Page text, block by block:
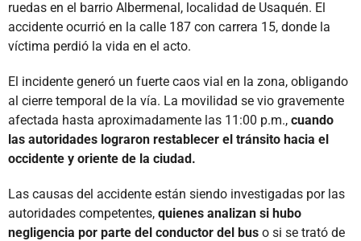
ruedas en el barrio Albermenal, localidad de Usaquén. El
accidente ocurrió en la calle 187 con carrera 15, donde la
víctima perdió la vida en el acto.
El incidente generó un fuerte caos vial en la zona, obligando
al cierre temporal de la vía. La movilidad se vio gravemente
afectada hasta aproximadamente las 11:00 p.m., cuando
las autoridades lograron restablecer el tránsito hacia el
occidente y oriente de la ciudad.
Las causas del accidente están siendo investigadas por las
autoridades competentes, quienes analizan si hubo
negligencia por parte del conductor del bus o si se trató de